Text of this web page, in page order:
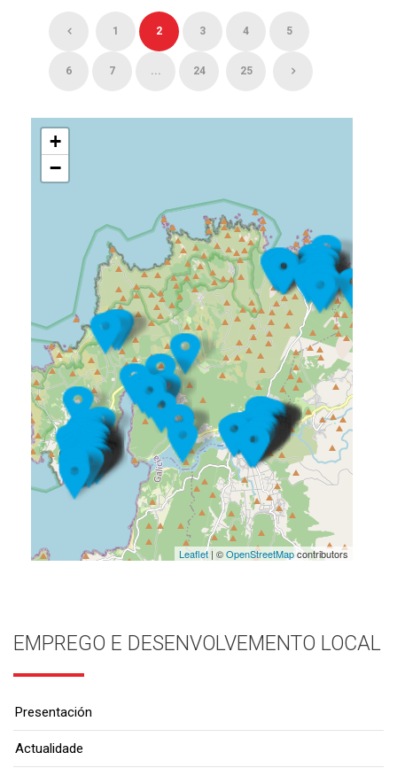
1 2 3 4 5
6 7 ... 24 25
+
−
Leaflet| ©OpenStreetMapcontributors
EMPREGO E DESENVOLVEMENTO LOCAL
Presentación
Actualidade